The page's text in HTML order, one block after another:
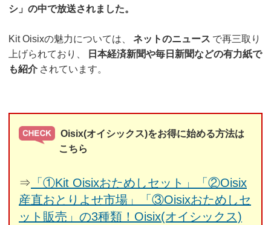
シ」の中で放送されました。
Kit Oisixの魅力については、 ネットのニュース で再三取り
上げられており、
日本経済新聞や毎日新聞などの有力紙で
も紹介 されています。
Oisix(オイシックス)をお得に始める方法は
こちら
⇒ 「①Kit Oisixおためしセット」「②Oisix
産直おとりよせ市場」「③Oisixおためしセ
ット販売」の3種類！Oisix(オイシックス)